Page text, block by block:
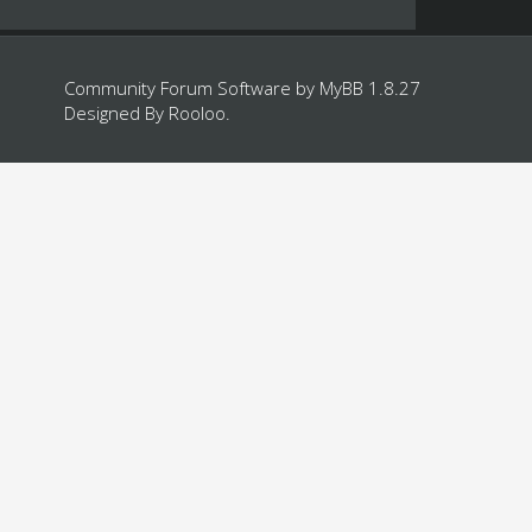
Community Forum Software by MyBB 1.8.27
Designed By Rooloo.